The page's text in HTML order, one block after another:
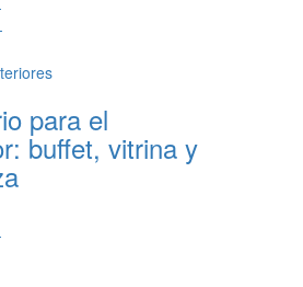
para el
buffet, vitrina y